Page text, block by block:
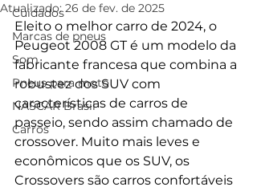
Cuidados
Marcas de pneus
Som
Pneus para moto
NASCAR Brasil
Carros
Atualizado:26 de fev. de 2025
Eleito o melhor carro de 2024, o
Peugeot 2008 GT é um modelo da
fabricante francesa que combina a
robustez dos SUV com
características de carros de
passeio, sendo assim chamado de
crossover. Muito mais leves e
econômicos que os SUV, os
Crossovers são carros confortáveis